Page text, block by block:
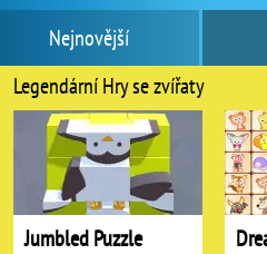
Nejnovější
Legendární Hry se zvířaty
Jumbled Puzzle